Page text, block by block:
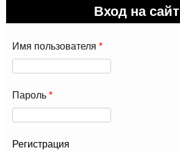
Вход на сайт
Имя пользователя *
Пароль *
Регистрация